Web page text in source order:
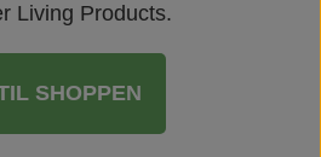
Living Products.
SHOPPEN